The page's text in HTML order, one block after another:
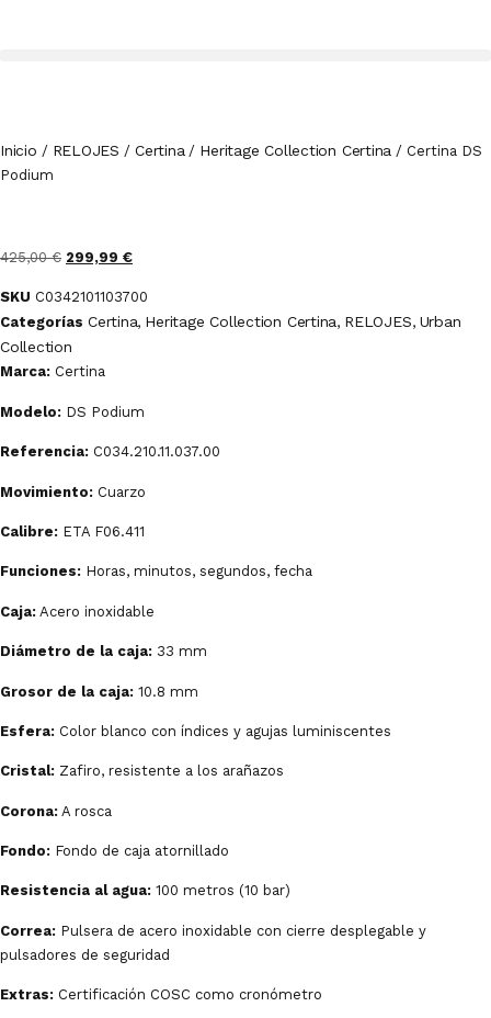
Inicio / RELOJES /Certina/ Heritage Collection Certina / Certina DS
Podium
425,00€ 299,99 €
SKU C0342101103700
Categorías Certina, Heritage Collection Certina, RELOJES, Urban
Collection
Marca: Certina
Modelo: DS Podium
Referencia: C034.210.11.037.00
Movimiento: Cuarzo
Calibre: ETA F06.411
Funciones: Horas, minutos, segundos, fecha
Caja: Acero inoxidable
Diámetro de la caja: 33 mm
Grosor de la caja: 10.8 mm
Esfera: Color blanco con índices y agujas luminiscentes
Cristal: Zafiro, resistente a los arañazos
Corona: A rosca
Fondo: Fondo de caja atornillado
Resistencia al agua: 100 metros (10 bar)
Correa: Pulsera de acero inoxidable con cierre desplegable y
pulsadores de seguridad
Extras: Certificación COSC como cronómetro